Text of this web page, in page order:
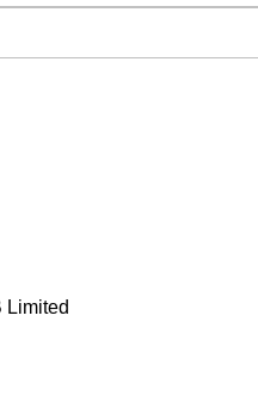
Limited